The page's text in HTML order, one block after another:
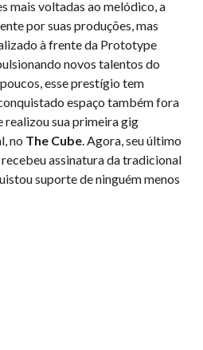
mais voltadas ao melódico, a
por suas produções, mas
à frente da Prototype
novos talentos do
esse prestígio tem
espaço também fora
realizou sua primeira gig
no The Cube. Agora, seu último
assinatura da tradicional
suporte de ninguém menos